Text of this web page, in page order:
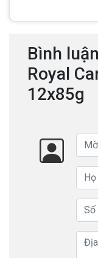
Bình
Royal
12x85g